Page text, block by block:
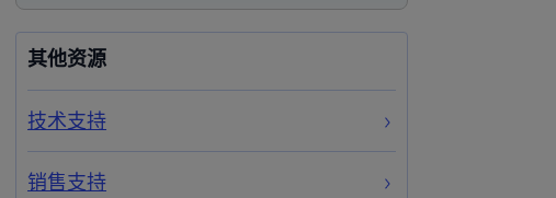
其他资源
技术支持
销售支持